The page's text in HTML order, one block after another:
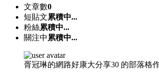
文章數0
短貼文累積中...
粉絲累積中...
關注中 累積中...
胥冠琳的網路好康大分享30 的部落格